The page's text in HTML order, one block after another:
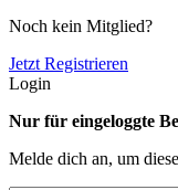
Noch kein Mitglied?
Jetzt Registrieren
Login
Nur für eingeloggte
Melde dich an, um